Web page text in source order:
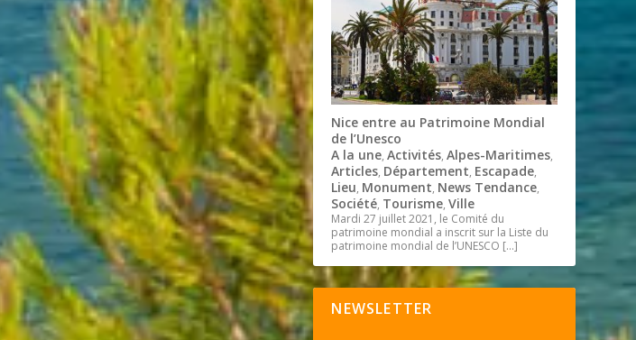
Nice entre au Patrimoine Mondial
de l’Unesco
A la une,Activités,Alpes-Maritimes,
Articles, Département, Escapade,
Lieu, Monument, News Tendance,
Société, Tourisme,Ville
Mardi 27 juillet 2021, le Comité du
patrimoine mondial a inscrit sur la Liste du
patrimoine mondial de l’UNESCO […]
NEWSLETTER